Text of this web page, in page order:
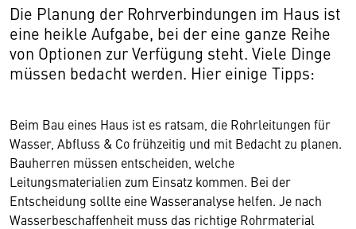
Die Planung der Rohrverbindungen im Haus ist
eine heikle Aufgabe, bei der eine ganze Reihe
von Optionen zur Verfügung steht. Viele Dinge
müssen bedacht werden. Hier einige Tipps:
Beim Bau eines Haus ist es ratsam, die Rohrleitungen für
Wasser, Abfluss & Co frühzeitig und mit Bedacht zu planen.
Bauherren müssen entscheiden, welche
Leitungsmaterialien zum Einsatz kommen. Bei der
Entscheidung sollte eine Wasseranalyse helfen. Je nach
Wasserbeschaffenheit muss das richtige Rohrmaterial